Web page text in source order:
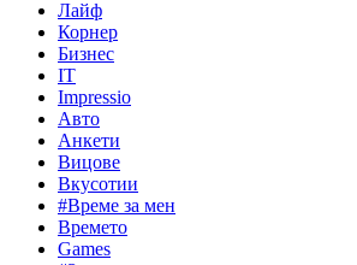
Лайф
Корнер
Бизнес
IT
Impressio
Авто
Анкети
Вицове
Вкусотии
#Време за мен
Времето
Games